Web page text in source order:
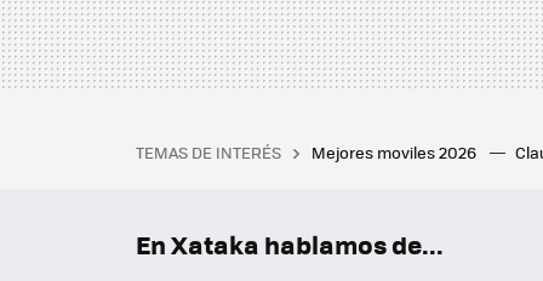
TEMAS DE INTERÉS Mejores moviles 2026
En Xataka hablamos de...